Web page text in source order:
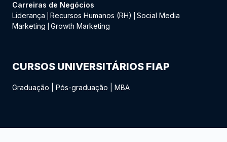
Carreiras de Negócios
Liderança
Recursos Humanos (RH)
Social Media
Marketing
Growth Marketing
CURSOS UNIVERSITÁRIOS FIAP
Graduação Pós-graduação MBA